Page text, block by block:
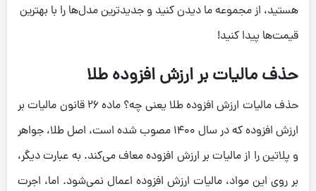
هستید، از مجموعه ما دیدن کنید و جدیدترین مدل‌ها را با بهترین
قیمت‌ها پیدا کنید!
حذف مالیات بر ارزش افزوده طلا
حذف مالیات ارزش افزوده طلا یعنی چه؟ ماده ۲۶ قانون مالیات بر
ارزش افزوده که در سال ۱۴۰۰ مصوب شده است، اصل طلا، جواهر
و پلاتین را از مالیات بر ارزش افزوده معاف می‌کند. به عبارت دیگر،
بر روی این مواد، مالیات ارزش افزوده اعمال نمی‌شود. اما، اجرت